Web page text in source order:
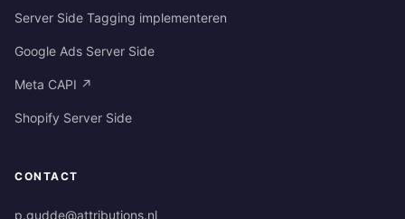
Server Side Tagging implementeren
Google Ads Server Side
Meta CAPI ↗
Shopify Server Side
CONTACT
p.gudde@attributions.nl